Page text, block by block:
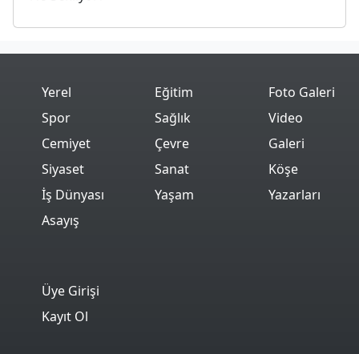
Yerel
Spor
Cemiyet
Siyaset
İş Dünyası
Asayış
Eğitim
Sağlık
Çevre
Sanat
Yaşam
Foto Galeri
Video
Galeri
Köşe
Yazarları
Üye Girişi
Kayıt Ol